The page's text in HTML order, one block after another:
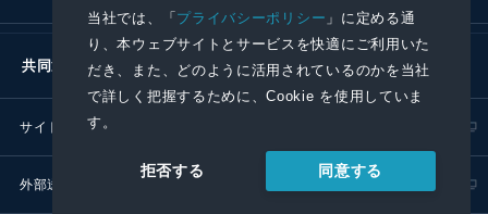
当社では、「プライバシーポリシー 」に定める通
り、本ウェブサイトとサービスを快適にご利用いた
だき、また、どのように活用されているのかを当社
で詳しく把握するために、Cookie を使用していま
す。
拒否する 同意する
共同通信社グループ
サイトポリシー
外部送信ポリシー